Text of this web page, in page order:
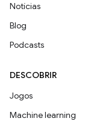
Notícias
Blog
Podcasts
DESCOBRIR
Jogos
Machine learning